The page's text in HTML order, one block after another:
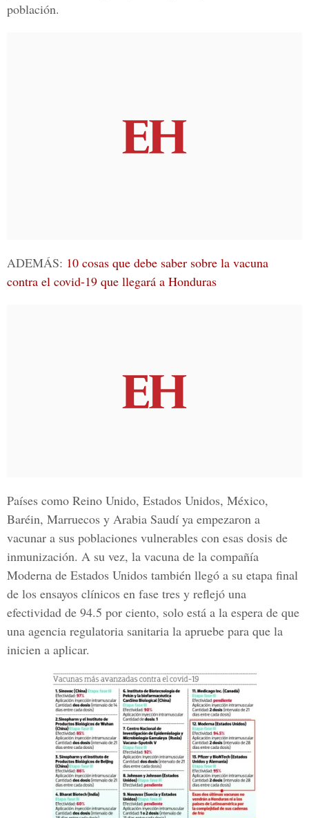
población.
ADEMÁS: 10 cosas que debe saber sobre la vacuna
contra el covid-19 que llegará a Honduras
Países como Reino Unido, Estados Unidos, México,
Baréin, Marruecos y Arabia Saudí ya empezaron a
vacunar a sus poblaciones vulnerables con esas dosis de
inmunización. A su vez, la vacuna de la compañía
Moderna de Estados Unidos también llegó a su etapa final
de los ensayos clínicos en fase tres y reflejó una
efectividad de 94.5 por ciento, solo está a la espera de que
una agencia regulatoria sanitaria la apruebe para que la
inicien a aplicar.